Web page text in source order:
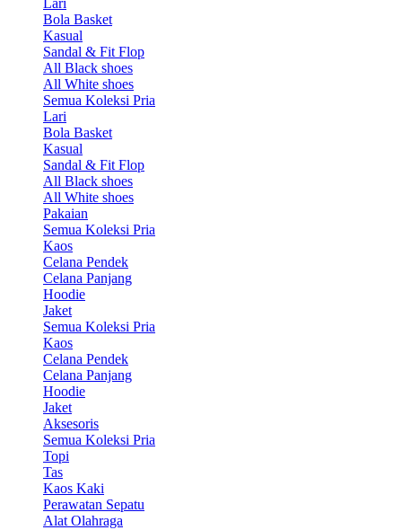
Bola Basket
Kasual
Sandal & Fit Flop
All Black shoes
All White shoes
Semua Koleksi Pria
Lari
Bola Basket
Kasual
Sandal & Fit Flop
All Black shoes
All White shoes
Pakaian
Semua Koleksi Pria
Kaos
Celana Pendek
Celana Panjang
Hoodie
Jaket
Semua Koleksi Pria
Kaos
Celana Pendek
Celana Panjang
Hoodie
Jaket
Aksesoris
Semua Koleksi Pria
Topi
Tas
Kaos Kaki
Perawatan Sepatu
Alat Olahraga